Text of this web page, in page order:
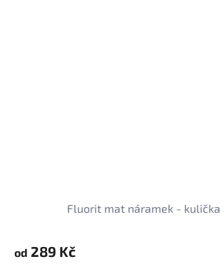
Fluorit mat náramek - kulička
od 289 Kč